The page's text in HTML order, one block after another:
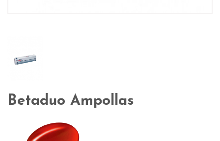
Betaduo Ampollas